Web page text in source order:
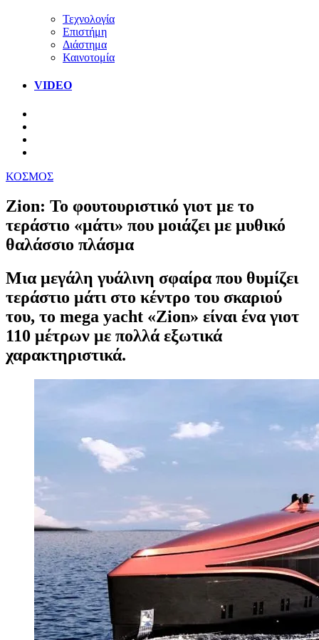
Τεχνολογία
Επιστήμη
Διάστημα
Καινοτομία
VIDEO
ΚΟΣΜΟΣ
Zion: Το φουτουριστικό γιοτ με το
τεράστιο «μάτι» που μοιάζει με μυθικό
θαλάσσιο πλάσμα
Μια μεγάλη γυάλινη σφαίρα που θυμίζει
τεράστιο μάτι στο κέντρο του σκαριού
του, το mega yacht «Zion» είναι ένα γιοτ
110 μέτρων με πολλά εξωτικά
χαρακτηριστικά.